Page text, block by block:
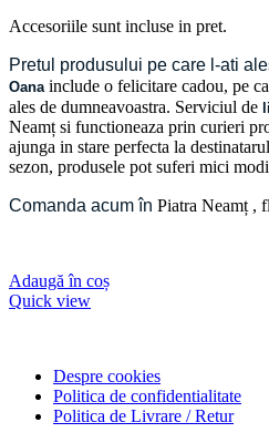
Accesoriile sunt incluse in pret.
Pretul produsului pe care l-ati
Oanainclude o felicitare cadou, pe
ales de dumneavoastra. Serviciul de
Neamț si functioneaza prin curieri
ajunga in stare perfecta la
sezon, produsele pot suferi mici
Comanda acum în Piatra Neamț,
Adaugă în coș
Quick view
Despre cookies
Politica de confidentialitate
Politica de Livrare / Retur